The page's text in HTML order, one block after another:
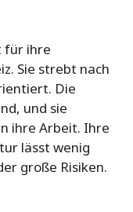
für ihre
Sie strebt nach
Die
und sie
ihre Arbeit. Ihre
lässt wenig
große Risiken.